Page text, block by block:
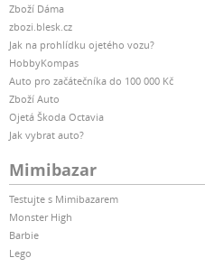
Zboží Dáma
zbozi.blesk.cz
Jak na prohlídku ojetého vozu?
HobbyKompas
Auto pro začátečníka do 100 000 Kč
Zboží Auto
Ojetá Škoda Octavia
Jak vybrat auto?
Mimibazar
Testujte s Mimibazarem
Monster High
Barbie
Lego